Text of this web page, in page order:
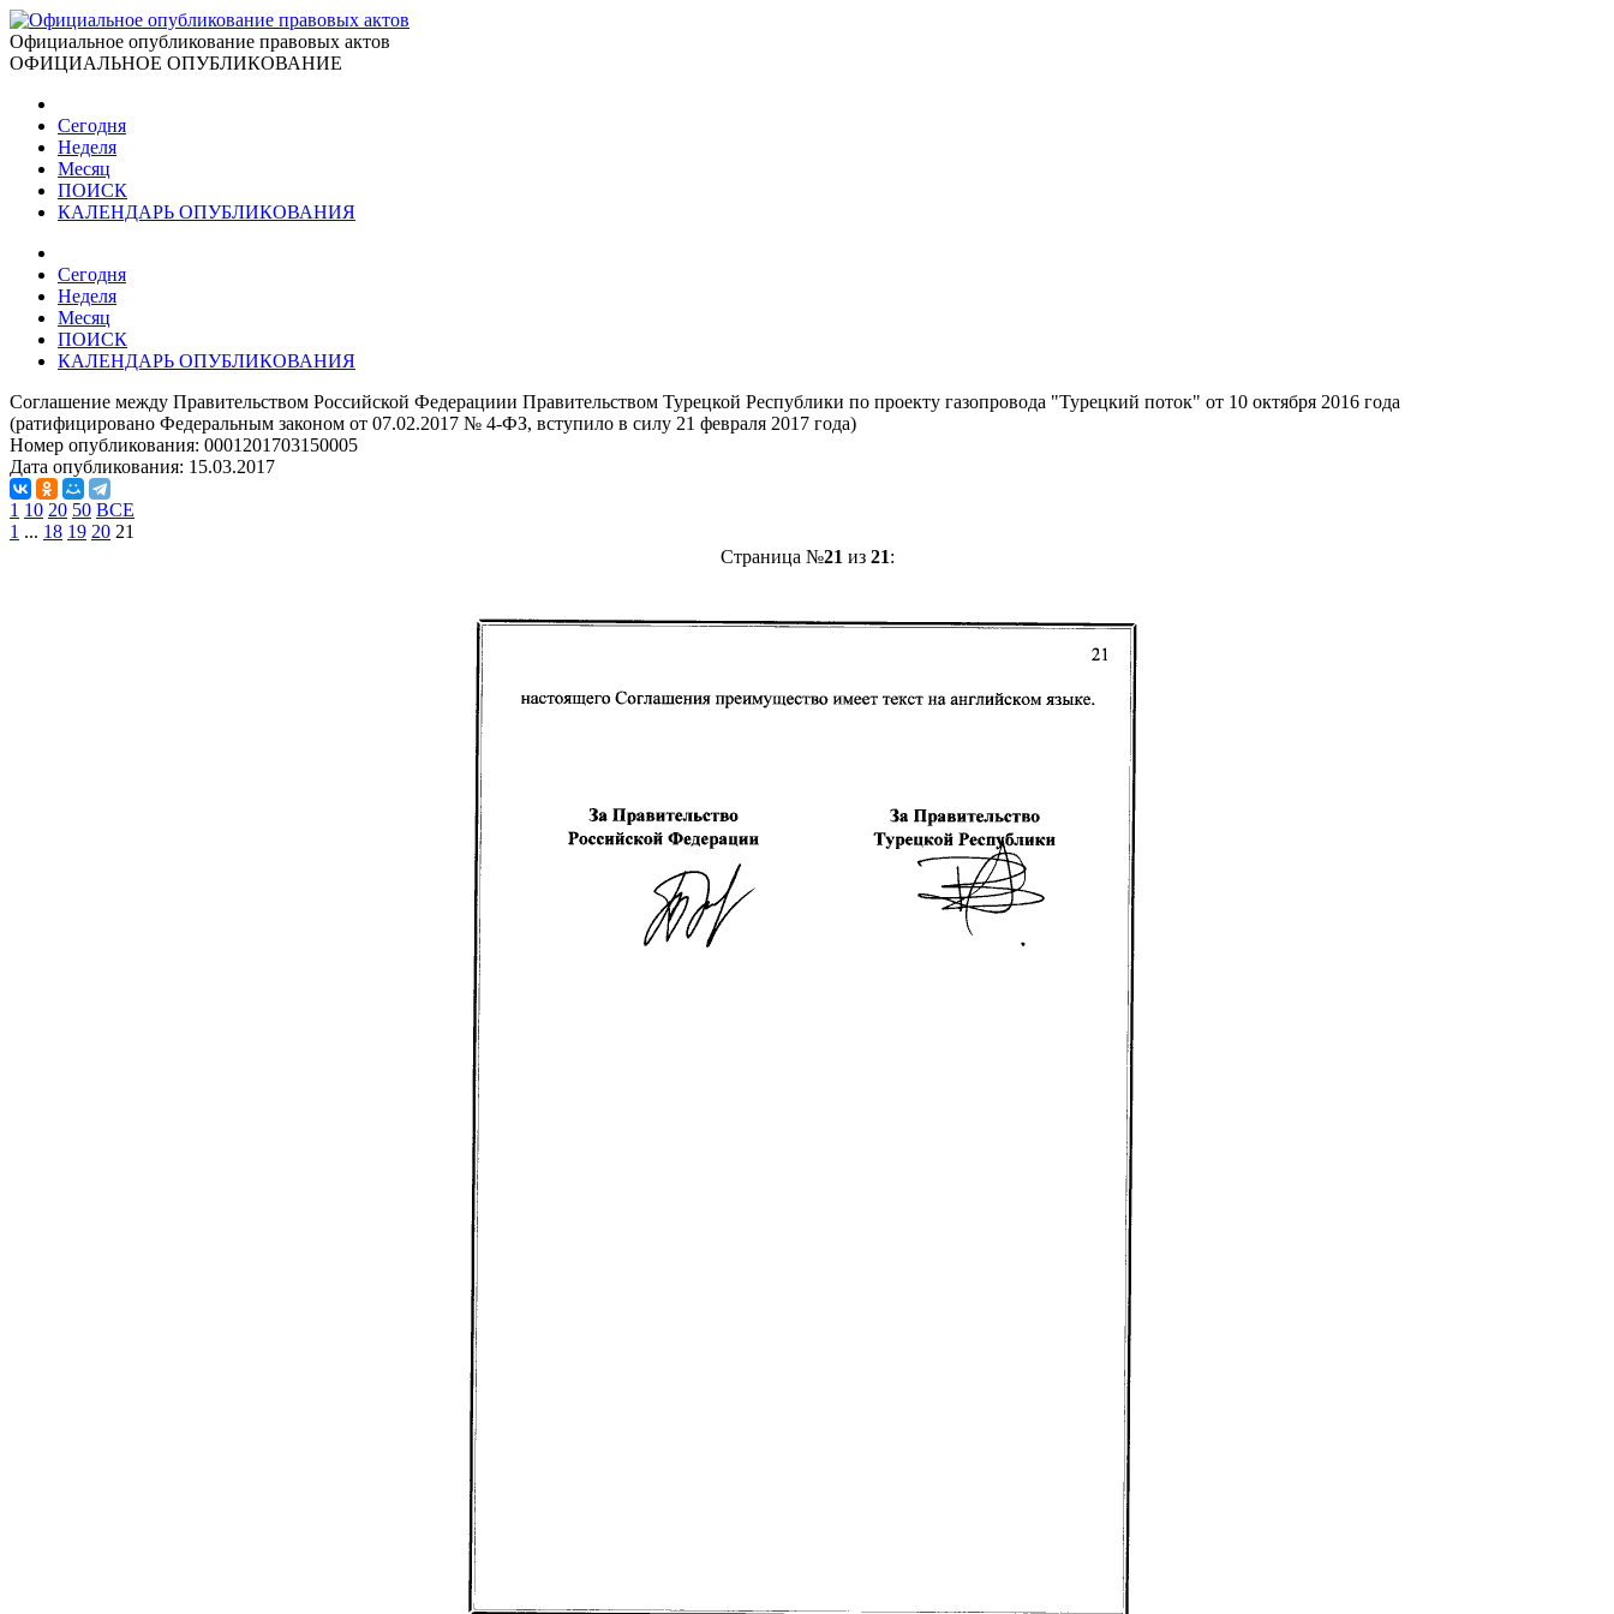
Официальное опубликование правовых актов
ОФИЦИАЛЬНОЕ ОПУБЛИКОВАНИЕ
Сегодня
Неделя
Месяц
ПОИСК
КАЛЕНДАРЬ ОПУБЛИКОВАНИЯ
Сегодня
Неделя
Месяц
ПОИСК
КАЛЕНДАРЬ ОПУБЛИКОВАНИЯ
Соглашение между Правительством Российской Федерациии Правительством Турецкой Республики по проекту газопровода "Турецкий поток" от 10 октября 2016 года
(ратифицировано Федеральным законом от 07.02.2017 № 4-ФЗ, вступило в силу 21 февраля 2017 года)
Номер опубликования: 0001201703150005
Дата опубликования: 15.03.2017
1 10 20 50 ВСЕ
1 ... 18 19 20 21
Страница №21 из 21: